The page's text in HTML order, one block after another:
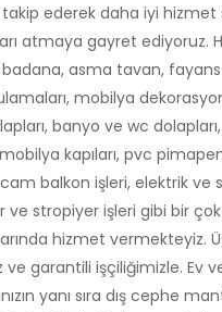
ederek daha iyi hizmet
atmaya gayret ediyoruz.
asma tavan,
mobilya
banyo ve wc
mobilya kapıları, pvc
balkon işleri, elektrik ve
ve stropiyer işleri gibi bir
hizmet vermekteyiz.
ve garantili işçiliğimizle. Ev
yanı sıra dış cephe